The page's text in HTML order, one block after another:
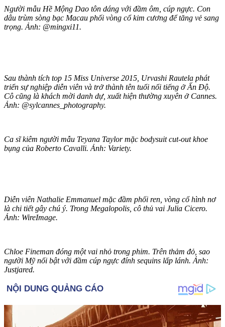
Người mẫu Hề Mộng Dao tôn dáng với đầm ôm, cúp ngực. Con
dâu trùm sòng bạc Macau phối vòng cổ kim cương để tăng vẻ sang
trọng. Ảnh: @mingxi11.
Sau thành tích top 15 Miss Universe 2015, Urvashi Rautela phát
triển sự nghiệp diễn viên và trở thành tên tuổi nổi tiếng ở Ấn Độ.
Cô cũng là khách mời danh dự, xuất hiện thường xuyên ở Cannes.
Ảnh: @sylcannes_photography.
Ca sĩ kiêm người mẫu Teyana Taylor mặc bodysuit cut-out khoe
bụng của Roberto Cavalli. Ảnh: Variety.
Diễn viên Nathalie Emmanuel mặc đầm phối ren, vòng cổ hình nơ
là chi tiết gây chú ý. Trong Megalopolis, cô thủ vai Julia Cicero.
Ảnh: WireImage.
Chloe Fineman đóng một vai nhỏ trong phim. Trên thảm đỏ, sao
người Mỹ nổi bật với đầm cúp ngực đính sequins lấp lánh. Ảnh:
Justjared.